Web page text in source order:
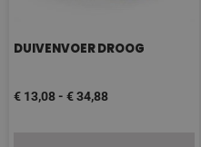
DUIVENVOER DROOG
€ 13,08- €34,88